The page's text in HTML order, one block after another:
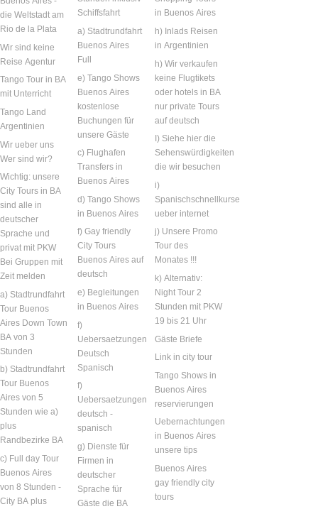
die Weltstadt am
Rio de la Plata
Wir sind keine
Reise Agentur
Tango Tour in BA
mit Unterricht
Tango Land
Argentinien
Wir ueber uns
Wer sind wir?
Wichtig: unsere
City Tours in BA
sind alle in
deutscher
Sprache und
privat mit PKW
Bei Gruppen mit
Zeit melden
a) Stadtrundfahrt
Tour Buenos
Aires Down Town
BA von 3
Stunden
b) Stadtrundfahrt
Tour Buenos
Aires von 5
Stunden wie a)
plus
Randbezirke BA
c) Full day Tour
Buenos Aires
von 8 Stunden -
City BA plus
Schiffsfahrt
a) Stadtrundfahrt
Buenos Aires
Full
e) Tango Shows
Buenos Aires
kostenlose
Buchungen für
unsere Gäste
c) Flughafen
Transfers in
Buenos Aires
d) Tango Shows
in Buenos Aires
f) Gay friendly
City Tours
Buenos Aires auf
deutsch
e) Begleitungen
in Buenos Aires
f)
Uebersaetzungen
Deutsch
Spanisch
f)
Uebersaetzungen
deutsch -
spanisch
g) Dienste für
Firmen in
deutscher
Sprache für
Gäste die BA
in Buenos Aires
h) Inlads Reisen
in Argentinien
h) Wir verkaufen
keine Flugtikets
oder hotels in BA
nur private Tours
auf deutsch
I) Siehe hier die
Sehenswürdigkeiten
die wir besuchen
i)
Spanischschnellkurse
ueber internet
j) Unsere Promo
Tour des
Monates !!!
k) Alternativ:
Night Tour 2
Stunden mit PKW
19 bis 21 Uhr
Gäste Briefe
Link in city tour
Tango Shows in
Buenos Aires
reservierungen
Uebernachtungen
in Buenos Aires
unsere tips
Buenos Aires
gay friendly city
tours